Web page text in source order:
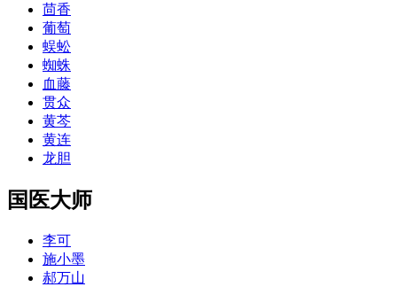
茴香
葡萄
蜈蚣
蜘蛛
血藤
贯众
黄芩
黄连
龙胆
国医大师
李可
施小墨
郝万山